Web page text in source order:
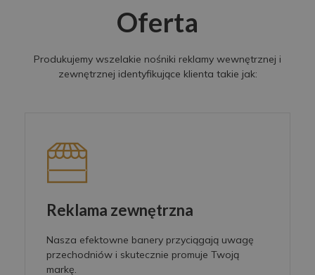
Oferta
Produkujemy wszelakie nośniki reklamy wewnętrznej i
zewnętrznej identyfikujące klienta takie jak:
Reklama zewnętrzna
Nasza efektowne banery przyciągają uwagę
przechodniów i skutecznie promuje Twoją
markę.